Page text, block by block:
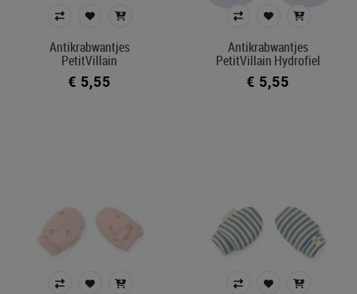
Antikrabwantjes
PetitVillain
€ 5,55
Antikrabwantjes
PetitVillain Hydrofiel
€ 5,55